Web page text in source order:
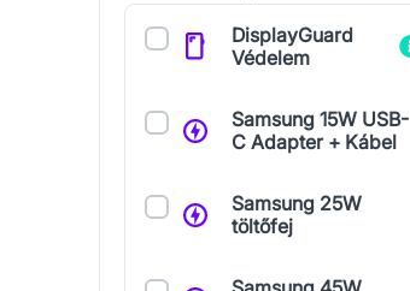
Kiegészítők
DisplayGuard
Védelem
Samsung 15W USB-
C Adapter + Kábel
Samsung 25W
töltőfej